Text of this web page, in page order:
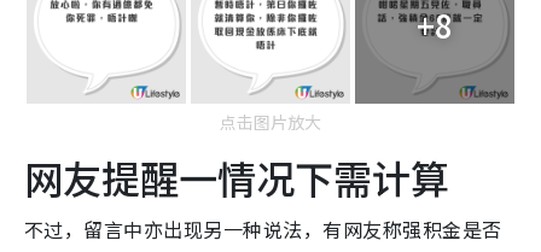
+8
点击图片放大
网友提醒一情况下需计算
不过，留言中亦出现另一种说法，有网友称强积金是否